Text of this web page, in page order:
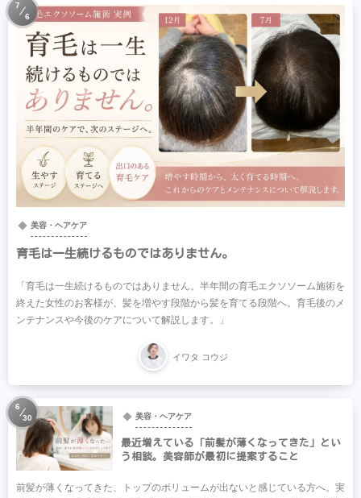
美容・ヘアケア
育毛は一生続けるものではありません。
「育毛は一生続けるものではありません。半年間の育毛エクソソーム施術を
終えた女性のお客様が、髪を増やす段階から髪を育てる段階へ。育毛後のメ
ンテナンスや今後のケアについて解説します。」
イワタ コウジ
7
6
美容・ヘアケア
最近増えている「前髪が薄くなってきた」とい
う相談。美容師が最初に提案すること
前髪が薄くなってきた、トップのボリュームが出ないと感じている方へ。実
6
30